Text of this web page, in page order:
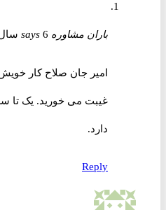
باران مشاوره says 6 سال ago
امیر جان صلاح کار خویش
غیبت می خورید. یک تا سه
دارد.
Reply